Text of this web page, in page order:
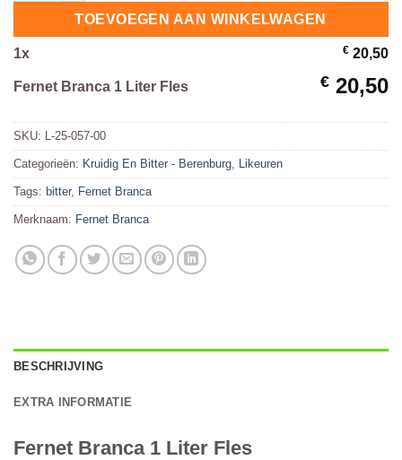
TOEVOEGEN AAN WINKELWAGEN
1x € 20,50
Fernet Branca 1 Liter Fles € 20,50
SKU: L-25-057-00
Categorieën: Kruidig En Bitter - Berenburg Likeuren
Tags: bitter, Fernet Branca
Merknaam: Fernet Branca
BESCHRIJVING
EXTRA INFORMATIE
Fernet Branca 1 Liter Fles